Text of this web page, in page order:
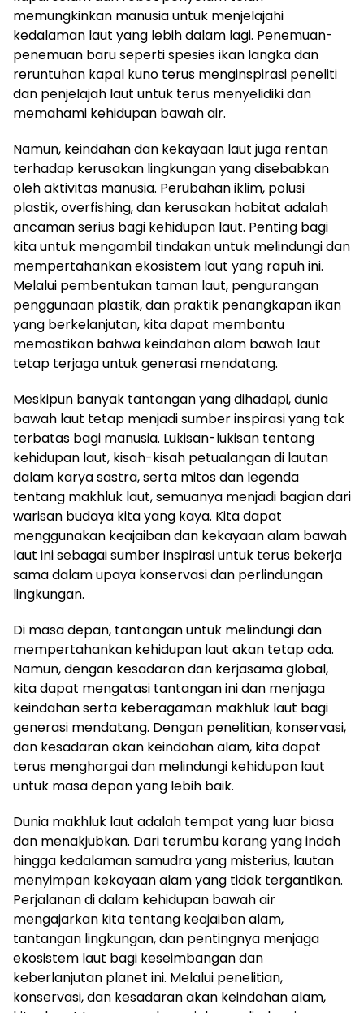
memungkinkan manusia untuk menjelajahi
kedalaman laut yang lebih dalam lagi. Penemuan-
penemuan baru seperti spesies ikan langka dan
reruntuhan kapal kuno terus menginspirasi peneliti
dan penjelajah laut untuk terus menyelidiki dan
memahami kehidupan bawah air.
Namun, keindahan dan kekayaan laut juga rentan
terhadap kerusakan lingkungan yang disebabkan
oleh aktivitas manusia. Perubahan iklim, polusi
plastik, overfishing, dan kerusakan habitat adalah
ancaman serius bagi kehidupan laut. Penting bagi
kita untuk mengambil tindakan untuk melindungi dan
mempertahankan ekosistem laut yang rapuh ini.
Melalui pembentukan taman laut, pengurangan
penggunaan plastik, dan praktik penangkapan ikan
yang berkelanjutan, kita dapat membantu
memastikan bahwa keindahan alam bawah laut
tetap terjaga untuk generasi mendatang.
Meskipun banyak tantangan yang dihadapi, dunia
bawah laut tetap menjadi sumber inspirasi yang tak
terbatas bagi manusia. Lukisan-lukisan tentang
kehidupan laut, kisah-kisah petualangan di lautan
dalam karya sastra, serta mitos dan legenda
tentang makhluk laut, semuanya menjadi bagian dari
warisan budaya kita yang kaya. Kita dapat
menggunakan keajaiban dan kekayaan alam bawah
laut ini sebagai sumber inspirasi untuk terus bekerja
sama dalam upaya konservasi dan perlindungan
lingkungan.
Di masa depan, tantangan untuk melindungi dan
mempertahankan kehidupan laut akan tetap ada.
Namun, dengan kesadaran dan kerjasama global,
kita dapat mengatasi tantangan ini dan menjaga
keindahan serta keberagaman makhluk laut bagi
generasi mendatang. Dengan penelitian, konservasi,
dan kesadaran akan keindahan alam, kita dapat
terus menghargai dan melindungi kehidupan laut
untuk masa depan yang lebih baik.
Dunia makhluk laut adalah tempat yang luar biasa
dan menakjubkan. Dari terumbu karang yang indah
hingga kedalaman samudra yang misterius, lautan
menyimpan kekayaan alam yang tidak tergantikan.
Perjalanan di dalam kehidupan bawah air
mengajarkan kita tentang keajaiban alam,
tantangan lingkungan, dan pentingnya menjaga
ekosistem laut bagi keseimbangan dan
keberlanjutan planet ini. Melalui penelitian,
konservasi, dan kesadaran akan keindahan alam,